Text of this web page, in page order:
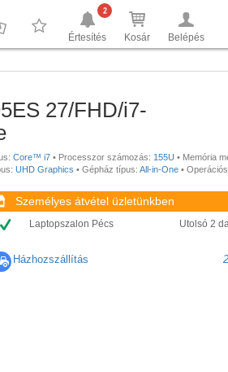
Értesítés
2
Kosár Belépés
27/FHD/i7-
Core™ i7 • Processzor számozás: 155U • Memória
UHD Graphics • Gépház típus: All-in-One •
Személyes átvétel üzletünkben
Laptopszalon Pécs Utolsó 2
Házhozszállítás